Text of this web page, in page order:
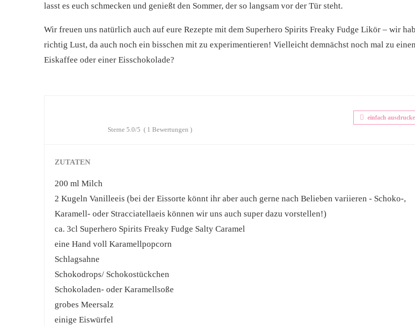
lasst es euch schmecken und genießt den Sommer, der so langsam vor der Tür steht.
Wir freuen uns natürlich auch auf eure Rezepte mit dem Superhero Spirits Freaky Fudge Likör – wir
richtig Lust, da auch noch ein bisschen mit zu experimentieren! Vielleicht demnächst noch mal zu
Eiskaffee oder einer Eisschokolade?
einfach
Sterne 5.0/5 ( 1 Bewertungen )
ZUTATEN
200 ml Milch
2 Kugeln Vanilleeis (bei der Eissorte könnt ihr aber auch gerne nach Belieben variieren - Schoko-,
Karamell- oder Stracciatellaeis können wir uns auch super dazu vorstellen!)
ca. 3cl Superhero Spirits Freaky Fudge Salty Caramel
eine Hand voll Karamellpopcorn
Schlagsahne
Schokodrops/ Schokostückchen
Schokoladen- oder Karamellsoße
grobes Meersalz
einige Eiswürfel